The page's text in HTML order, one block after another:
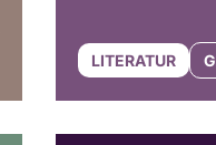
LITERATUR